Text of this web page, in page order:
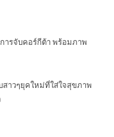
ารจับคอร์กีต้า พร้อมภาพ
าวๆยุคใหม่ที่ใส่ใจสุขภาพ